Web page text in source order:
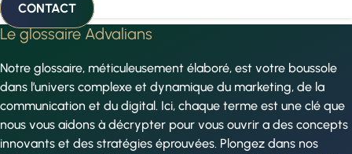
CONTACT
Le glossaire Advalians
Notre glossaire, méticuleusement élaboré, est votre boussole
dans l’univers complexe et dynamique du marketing, de la
communication et du digital. Ici, chaque terme est une clé que
nous vous aidons à décrypter pour vous ouvrir a des concepts
innovants et des stratégies éprouvées. Plongez dans nos